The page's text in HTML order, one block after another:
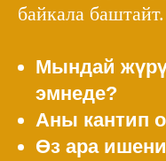
байкала баштайт.
Мындай
эмнеде?
Аны кантип
Өз ара